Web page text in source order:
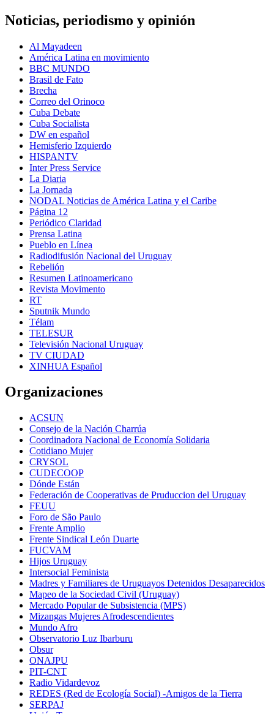
Noticias, periodismo y opinión
Al Mayadeen
América Latina en movimiento
BBC MUNDO
Brasil de Fato
Brecha
Correo del Orinoco
Cuba Debate
Cuba Socialista
DW en español
Hemisferio Izquierdo
HISPANTV
Inter Press Service
La Diaria
La Jornada
NODAL Noticias de América Latina y el Caribe
Página 12
Periódico Claridad
Prensa Latina
Pueblo en Línea
Radiodifusión Nacional del Uruguay
Rebelión
Resumen Latinoamericano
Revista Movimento
RT
Sputnik Mundo
Télam
TELESUR
Televisión Nacional Uruguay
TV CIUDAD
XINHUA Español
Organizaciones
ACSUN
Consejo de la Nación Charrúa
Coordinadora Nacional de Economía Solidaria
Cotidiano Mujer
CRYSOL
CUDECOOP
Dónde Están
Federación de Cooperativas de Pruduccion del Uruguay
FEUU
Foro de São Paulo
Frente Amplio
Frente Sindical León Duarte
FUCVAM
Hijos Uruguay
Intersocial Feminista
Madres y Familiares de Uruguayos Detenidos Desaparecidos
Mapeo de la Sociedad Civil (Uruguay)
Mercado Popular de Subsistencia (MPS)
Mizangas Mujeres Afrodescendientes
Mundo Afro
Observatorio Luz Ibarburu
Obsur
ONAJPU
PIT-CNT
Radio Vidardevoz
REDES (Red de Ecología Social) -Amigos de la Tierra
SERPAJ